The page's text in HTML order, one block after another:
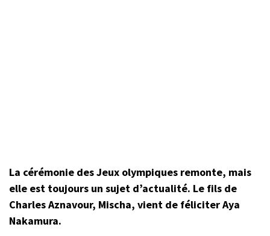
La cérémonie des Jeux olympiques remonte, mais
elle est toujours un sujet d’actualité. Le fils de
Charles Aznavour, Mischa, vient de féliciter Aya
Nakamura.